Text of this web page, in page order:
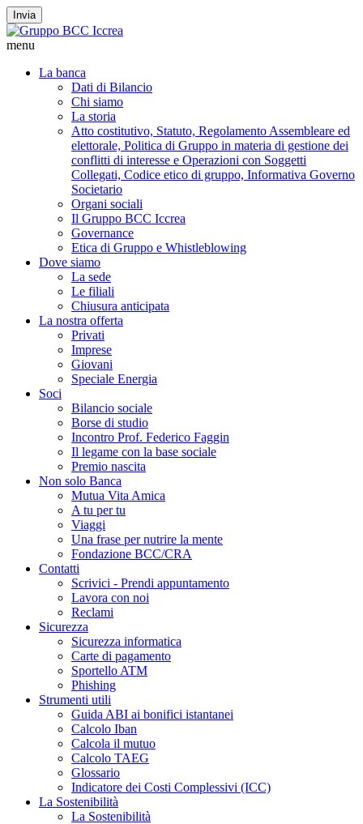
Invia
menu
La banca
Dati di Bilancio
Chi siamo
La storia
Atto costitutivo, Statuto, Regolamento Assembleare ed
elettorale, Politica di Gruppo in materia di gestione dei
conflitti di interesse e Operazioni con Soggetti
Collegati, Codice etico di gruppo, Informativa Governo
Societario
Organi sociali
Il Gruppo BCC Iccrea
Governance
Etica di Gruppo e Whistleblowing
Dove siamo
La sede
Le filiali
Chiusura anticipata
La nostra offerta
Privati
Imprese
Giovani
Speciale Energia
Soci
Bilancio sociale
Borse di studio
Incontro Prof. Federico Faggin
Il legame con la base sociale
Premio nascita
Non solo Banca
Mutua Vita Amica
A tu per tu
Viaggi
Una frase per nutrire la mente
Fondazione BCC/CRA
Contatti
Scrivici - Prendi appuntamento
Lavora con noi
Reclami
Sicurezza
Sicurezza informatica
Carte di pagamento
Sportello ATM
Phishing
Strumenti utili
Guida ABI ai bonifici istantanei
Calcolo Iban
Calcola il mutuo
Calcolo TAEG
Glossario
Indicatore dei Costi Complessivi (ICC)
La Sostenibilità
La Sostenibilità